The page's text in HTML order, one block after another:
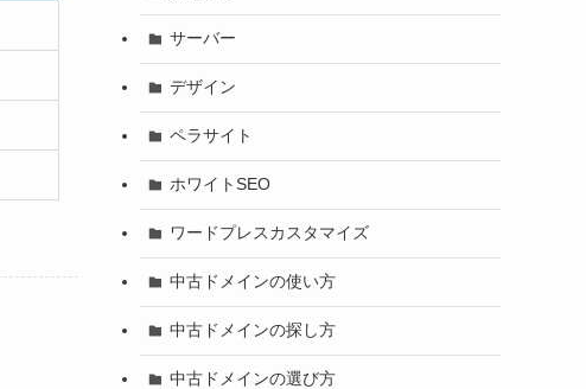
サーバー
デザイン
ペラサイト
ホワイトSEO
ワードプレスカスタマイズ
中古ドメインの使い方
中古ドメインの探し方
中古ドメインの選び方